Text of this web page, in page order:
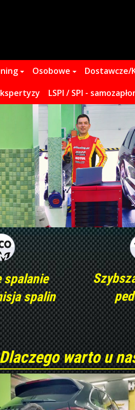
Osobowe Dostawcze/
LSPI / SPI -
spalanie
spalin
warto u